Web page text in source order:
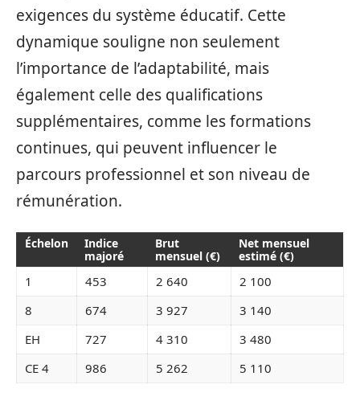
exigences du système éducatif. Cette
dynamique souligne non seulement
l’importance de l’adaptabilité, mais
également celle des qualifications
supplémentaires, comme les formations
continues, qui peuvent influencer le
parcours professionnel et son niveau de
rémunération.
Échelon
Indice
majoré
Brut
mensuel (€)
Net mensuel
estimé (€)
1 453 2 640
2 100
8
674 3 927
3 140
EH
727 4 310
3 480
CE 4
986 5 262 5 110